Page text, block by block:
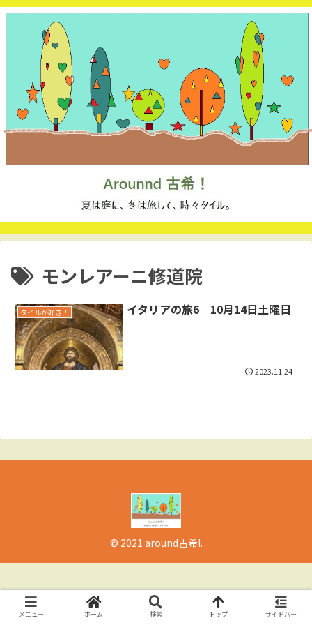
モンレアーニ修道院
タイルが好き！ イタリアの旅6 10月14日土曜日
2023.11.24
© 2021 around古希!.
メニュー ホーム 検索 トップ サイドバー